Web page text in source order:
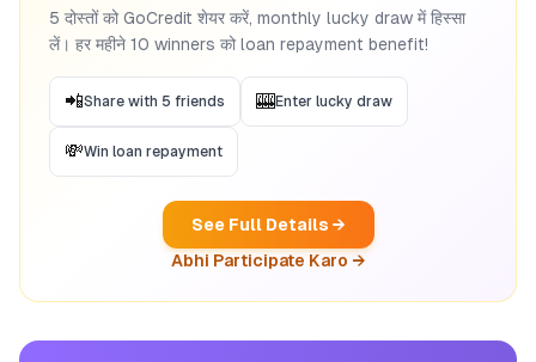
5 दोस्तों को GoCredit शेयर करें, monthly lucky draw में हिस्सा
लें। हर महीने 10 winners को loan repayment benefit!
📲Share with 5 friends 🎰Enter lucky draw
💸Win loan repayment
See Full Details →
Abhi Participate Karo →